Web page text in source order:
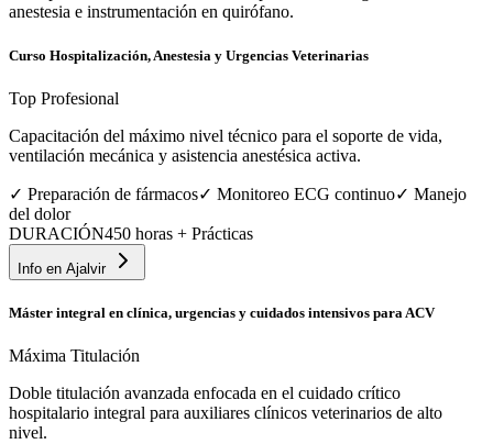
anestesia e instrumentación en quirófano.
Curso Hospitalización, Anestesia y Urgencias Veterinarias
Top Profesional
Capacitación del máximo nivel técnico para el soporte de vida,
ventilación mecánica y asistencia anestésica activa.
✓ Preparación de fármacos✓ Monitoreo ECG continuo✓ Manejo
del dolor
DURACIÓN450 horas + Prácticas
Info en Ajalvir
Máster integral en clínica, urgencias y cuidados intensivos para ACV
Máxima Titulación
Doble titulación avanzada enfocada en el cuidado crítico
hospitalario integral para auxiliares clínicos veterinarios de alto
nivel.